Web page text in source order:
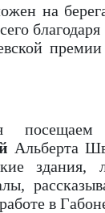
на
посещаем
Альберта
в